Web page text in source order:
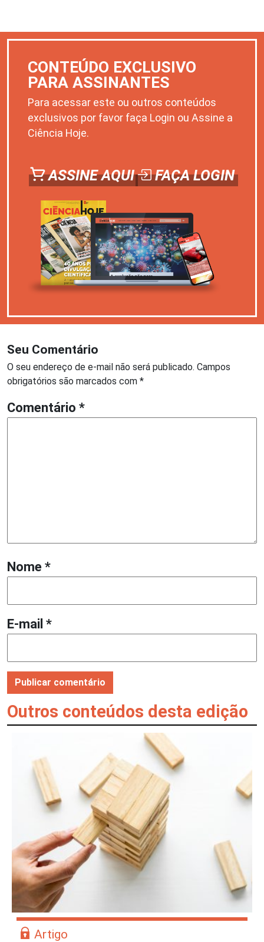
CONTEÚDO EXCLUSIVO
PARA ASSINANTES
Para acessar este ou outros conteúdos
exclusivos por favor faça Login ou Assine a
Ciência Hoje.
ASSINE AQUI FAÇA LOGIN
Seu Comentário
O seu endereço de e-mail não será publicado. Campos
obrigatórios são marcados com *
Comentário *
Nome *
E-mail *
Outros conteúdos desta edição
Artigo